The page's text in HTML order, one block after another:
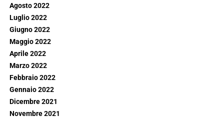
Agosto 2022
Luglio 2022
Giugno 2022
Maggio 2022
Aprile 2022
Marzo 2022
Febbraio 2022
Gennaio 2022
Dicembre 2021
Novembre 2021